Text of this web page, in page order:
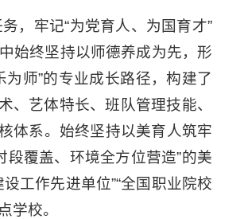
，牢记“为党育人、为国育才”
始终坚持以师德养成为先，形
师”的专业成长路径，构建了
、艺体特长、班队管理技能、
体系。始终坚持以美育人筑牢
覆盖、环境全方位营造”的美
工作先进单位”“全国职业院校
学校。